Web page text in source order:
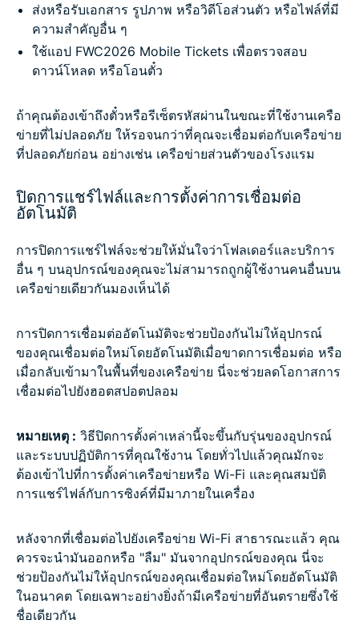
ส่งหรือรับเอกสาร รูปภาพ หรือวิดีโอส่วนตัว หรือไฟล์ที่มี
ความสำคัญอื่น ๆ
ใช้แอป FWC2026 Mobile Tickets เพื่อตรวจสอบ
ดาวน์โหลด หรือโอนตั๋ว
ถ้าคุณต้องเข้าถึงตั๋วหรือรีเซ็ตรหัสผ่านในขณะที่ใช้งานเครือ
ข่ายที่ไม่ปลอดภัย ให้รอจนกว่าที่คุณจะเชื่อมต่อกับเครือข่าย
ที่ปลอดภัยก่อน อย่างเช่น เครือข่ายส่วนตัวของโรงแรม
ปิดการแชร์ไฟล์และการตั้งค่าการเชื่อมต่อ
อัตโนมัติ
การปิดการแชร์ไฟล์จะช่วยให้มั่นใจว่าโฟลเดอร์และบริการ
อื่น ๆ บนอุปกรณ์ของคุณจะไม่สามารถถูกผู้ใช้งานคนอื่นบน
เครือข่ายเดียวกันมองเห็นได้
การปิดการเชื่อมต่ออัตโนมัติจะช่วยป้องกันไม่ให้อุปกรณ์
ของคุณเชื่อมต่อใหม่โดยอัตโนมัติเมื่อขาดการเชื่อมต่อ หรือ
เมื่อกลับเข้ามาในพื้นที่ของเครือข่าย นี่จะช่วยลดโอกาสการ
เชื่อมต่อไปยังฮอตสปอตปลอม
หมายเหตุ : วิธีปิดการตั้งค่าเหล่านี้จะขึ้นกับรุ่นของอุปกรณ์
และระบบปฏิบัติการที่คุณใช้งาน โดยทั่วไปแล้วคุณมักจะ
ต้องเข้าไปที่การตั้งค่าเครือข่ายหรือ Wi-Fi และคุณสมบัติ
การแชร์ไฟล์กับการซิงค์ที่มีมาภายในเครื่อง
หลังจากที่เชื่อมต่อไปยังเครือข่าย Wi-Fi สาธารณะแล้ว คุณ
ควรจะนำมันออกหรือ "ลืม" มันจากอุปกรณ์ของคุณ นี่จะ
ช่วยป้องกันไม่ให้อุปกรณ์ของคุณเชื่อมต่อใหม่โดยอัตโนมัติ
ในอนาคต โดยเฉพาะอย่างยิ่งถ้ามีเครือข่ายที่อันตรายซึ่งใช้
ชื่อเดียวกัน